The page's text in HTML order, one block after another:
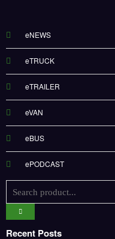
eNEWS
eTRUCK
eTRAILER
eVAN
eBUS
ePODCAST
Recent Posts